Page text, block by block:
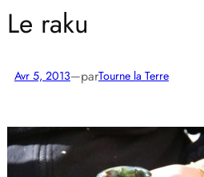
Le raku
Avr 5, 2013—parTourne la Terre